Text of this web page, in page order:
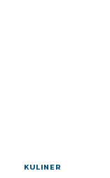
KULINER